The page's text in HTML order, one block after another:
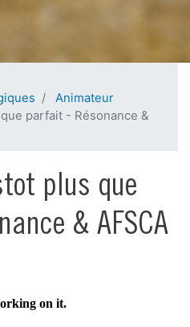
Animateur
parfait - Résonance &
plus que
& AFSCA